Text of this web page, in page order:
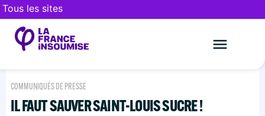
Tous les sites
COMMUNIQUÉS DE PRESSE
IL FAUT SAUVER SAINT-LOUIS SUCRE !